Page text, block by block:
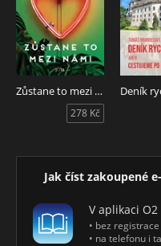
Zůstane to mezi námi
278 Kč
Jak číst zakoupené
V aplikaci
• bez registrace
• na telefonu i